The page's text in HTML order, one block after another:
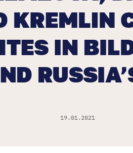
KREMLIN
IN
19.01.2021